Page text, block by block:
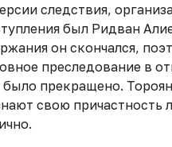
следствия,
был Ридван
он скончался,
преследование в
было прекращено.
свою причастность